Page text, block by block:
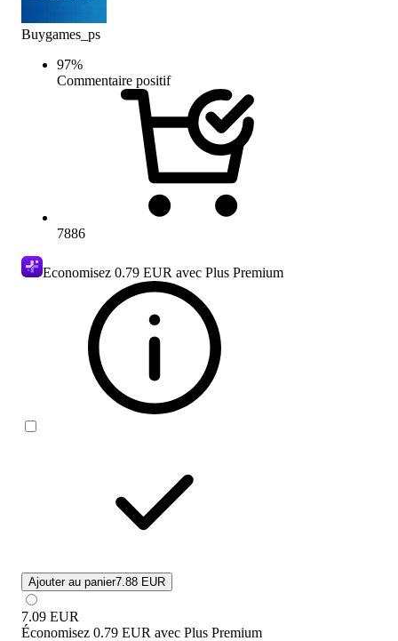
Buygames_ps
97%
Commentaire positif
7886
Economisez 0.79 EUR avec Plus Premium
Ajouter au panier7.88 EUR
7.09 EUR
Économisez 0.79 EUR avec Plus Premium